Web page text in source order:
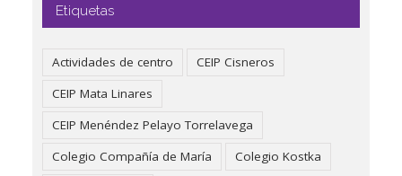
Etiquetas
Actividades de centro
CEIP Cisneros
CEIP Mata Linares
CEIP Menéndez Pelayo Torrelavega
Colegio Compañía de María
Colegio Kostka